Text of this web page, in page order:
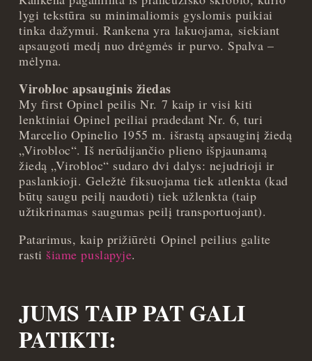
lygi tekstūra su minimaliomis gyslomis puikiai
tinka dažymui. Rankena yra lakuojama, siekiant
apsaugoti medį nuo drėgmės ir purvo. Spalva –
mėlyna.
Virobloc apsauginis žiedas
My first Opinel peilis Nr. 7 kaip ir visi kiti
lenktiniai Opinel peiliai pradedant Nr. 6, turi
Marcelio Opinelio 1955 m. išrastą apsauginį žiedą
„Virobloc“. Iš nerūdijančio plieno išpjaunamą
žiedą „Virobloc“ sudaro dvi dalys: nejudrioji ir
paslankioji. Geležtė fiksuojama tiek atlenkta (kad
būtų saugu peilį naudoti) tiek užlenkta (taip
užtikrinamas saugumas peilį transportuojant).
Patarimus, kaip prižiūrėti Opinel peilius galite
rasti šiame puslapyje.
JUMS TAIP PAT GALI
PATIKTI: